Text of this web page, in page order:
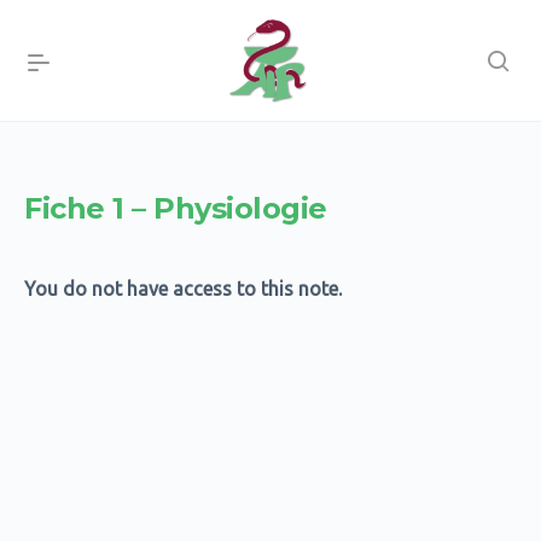
Fiche 1 – Physiologie
You do not have access to this note.